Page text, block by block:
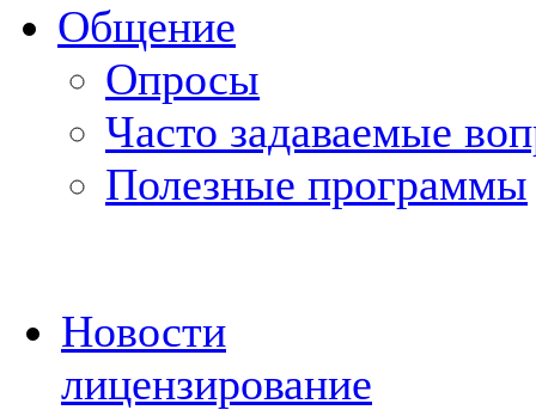
Общение
Опросы
Часто задаваемые
Полезные программы
Новости
лицензирование